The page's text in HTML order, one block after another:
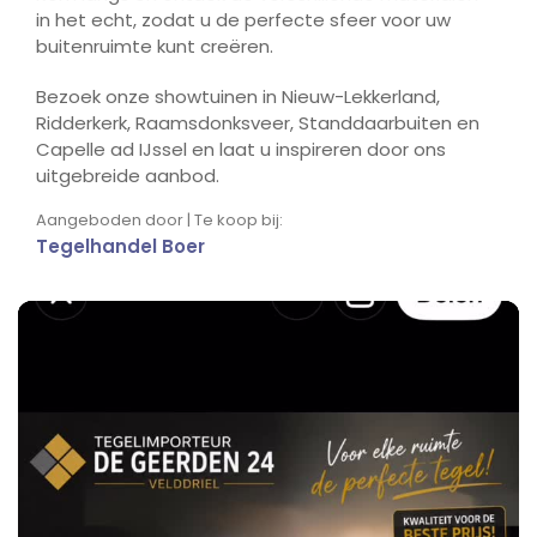
in het echt, zodat u de perfecte sfeer voor uw
buitenruimte kunt creëren.
Bezoek onze showtuinen in Nieuw-Lekkerland,
Ridderkerk, Raamsdonksveer, Standdaarbuiten en
Capelle ad IJssel en laat u inspireren door ons
uitgebreide aanbod.
Aangeboden door | Te koop bij:
Tegelhandel Boer